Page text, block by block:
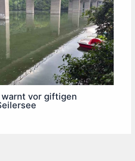
vor giftigen